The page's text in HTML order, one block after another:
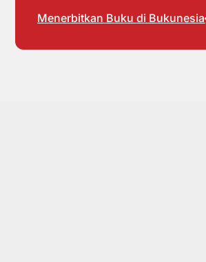
Menerbitkan Buku di Bukunesia